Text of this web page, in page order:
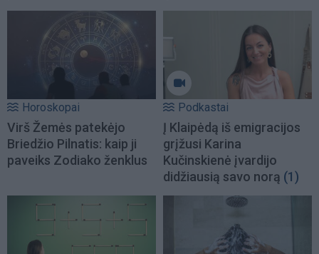
Horoskopai
Virš Žemės patekėjo
Briedžio Pilnatis: kaip ji
paveiks Zodiako ženklus
Podkastai
Į Klaipėdą iš emigracijos
grįžusi Karina
Kučinskienė įvardijo
didžiausią savo norą (1)